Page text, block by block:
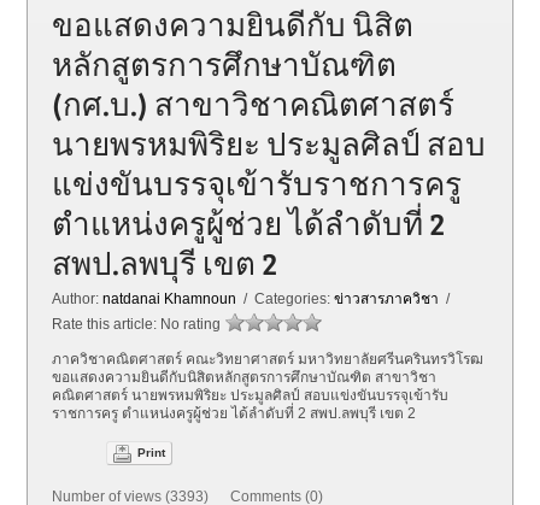
ขอแสดงความยินดีกับ นิสิต
หลักสูตรการศึกษาบัณฑิต
(กศ.บ.) สาขาวิชาคณิตศาสตร์
นายพรหมพิริยะ ประมูลศิลป์ สอบ
แข่งขันบรรจุเข้ารับราชการครู
ตำแหน่งครูผู้ช่วย ได้ลำดับที่ 2
สพป.ลพบุรี เขต 2
Author:natdanai Khamnoun / Categories:ข่าวสารภาควิชา /
Rate this article: No rating
ภาควิชาคณิตศาสตร์ คณะวิทยาศาสตร์ มหาวิทยาลัยศรีนครินทรวิโรฒ
ขอแสดงความยินดีกับนิสิตหลักสูตรการศึกษาบัณฑิต สาขาวิชา
คณิตศาสตร์ นายพรหมพิริยะ ประมูลศิลป์ สอบแข่งขันบรรจุเข้ารับ
ราชการครู ตำแหน่งครูผู้ช่วย ได้ลำดับที่ 2 สพป.ลพบุรี เขต 2
Print
Number of views (3393) Comments (0)